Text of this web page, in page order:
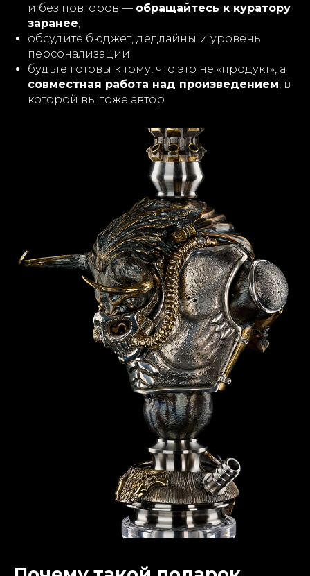
и без повторов — обращайтесь к куратору
заранее;
обсудите бюджет, дедлайны и уровень
персонализации;
будьте готовы к тому, что это не «продукт», а
совместная работа над произведением , в
которой вы тоже автор.